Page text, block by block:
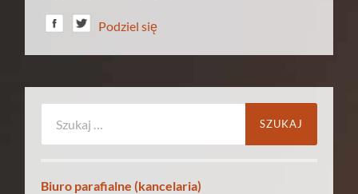
Podziel się
Biuro parafialne (kancelaria)